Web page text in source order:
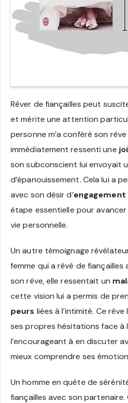
Rêver de fiançailles peut
et mérite une attention
personne m’a conféré son
immédiatement ressenti une
son subconscient lui envoyait
d’épanouissement. Cela lui a
avec son désir d’engagement
étape essentielle pour
vie personnelle.
Un autre témoignage
femme qui a rêvé de fiançailles
son rêve, elle ressentait un
cette vision lui a permis de
peurs liées à l’intimité. Ce
ses propres hésitations face à
l’encourageant à en discuter
mieux comprendre ses
Un homme en quête de
fiançailles avec son